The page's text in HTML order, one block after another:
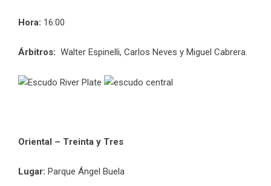
Hora: 16:00
Árbitros: Walter Espinelli, Carlos Neves y Miguel Cabrera.
Oriental – Treinta y Tres
Lugar: Parque Ángel Buela